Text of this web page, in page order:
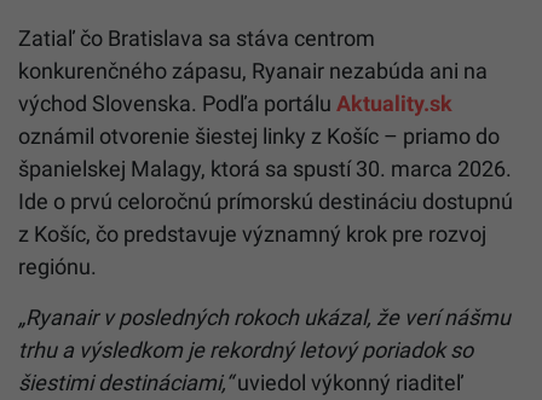
Zatiaľ čo Bratislava sa stáva centrom
konkurenčného zápasu, Ryanair nezabúda ani na
východ Slovenska. Podľa portálu Aktuality.sk
oznámil otvorenie šiestej linky z Košíc – priamo do
španielskej Malagy, ktorá sa spustí 30. marca 2026.
Ide o prvú celoročnú prímorskú destináciu dostupnú
z Košíc, čo predstavuje významný krok pre rozvoj
regiónu.
„Ryanair v posledných rokoch ukázal, že verí nášmu
trhu a výsledkom je rekordný letový poriadok so
šiestimi destináciami,“uviedol výkonný riaditeľ